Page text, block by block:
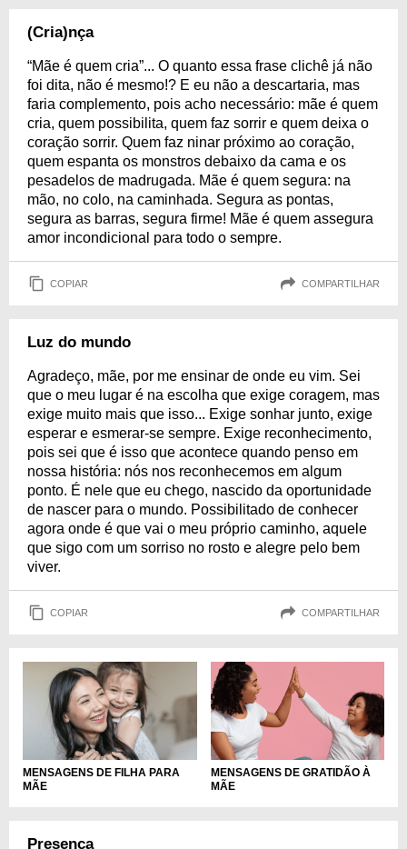
(Cria)nça
“Mãe é quem cria”... O quanto essa frase clichê já não
foi dita, não é mesmo!? E eu não a descartaria, mas
faria complemento, pois acho necessário: mãe é quem
cria, quem possibilita, quem faz sorrir e quem deixa o
coração sorrir. Quem faz ninar próximo ao coração,
quem espanta os monstros debaixo da cama e os
pesadelos de madrugada. Mãe é quem segura: na
mão, no colo, na caminhada. Segura as pontas,
segura as barras, segura firme! Mãe é quem assegura
amor incondicional para todo o sempre.
COPIAR COMPARTILHAR
Luz do mundo
Agradeço, mãe, por me ensinar de onde eu vim. Sei
que o meu lugar é na escolha que exige coragem, mas
exige muito mais que isso... Exige sonhar junto, exige
esperar e esmerar-se sempre. Exige reconhecimento,
pois sei que é isso que acontece quando penso em
nossa história: nós nos reconhecemos em algum
ponto. É nele que eu chego, nascido da oportunidade
de nascer para o mundo. Possibilitado de conhecer
agora onde é que vai o meu próprio caminho, aquele
que sigo com um sorriso no rosto e alegre pelo bem
viver.
COPIAR COMPARTILHAR
MENSAGENS DE FILHA PARA
MÃE
MENSAGENS DE GRATIDÃO À
MÃE
Presença